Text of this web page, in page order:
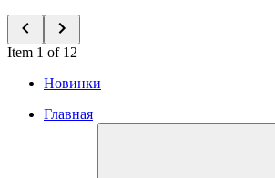
Item 1 of 12
Новинки
Главная